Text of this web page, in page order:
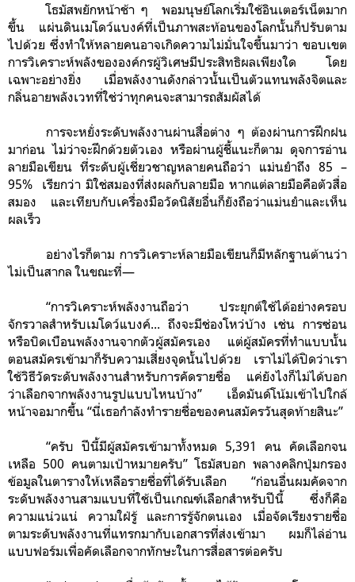
โธมัสพยักหน้าช้า ๆ พอมนุษย์โลกเริ่มใช้อินเตอร์เน็ตมาก
ขึ้น แผ่นดินเมโดว์แบงค์ที่เป็นภาพสะท้อนของโลกนั้นก็ปรับตาม
ไปด้วย ซึ่งทำให้หลายคนอาจเกิดความไม่มั่นใจขึ้นมาว่า ขอบเขต
การวิเคราะห์พลังขององค์กรผู้วิเศษมีประสิทธิผลเพียงใด โดย
เฉพาะอย่างยิ่ง เมื่อพลังงานดังกล่าวนั้นเป็นตัวแทนพลังจิตและ
กลิ่นอายพลังเวทที่ใช่ว่าทุกคนจะสามารถสัมผัสได้
การจะหยั่งระดับพลังงานผ่านสื่อต่าง ๆ ต้องผ่านการฝึกฝน
มาก่อน ไม่ว่าจะฝึกด้วยตัวเอง หรือผ่านผู้ชี้แนะก็ตาม ดุจการอ่าน
ลายมือเขียน ที่ระดับผู้เชี่ยวชาญหลายคนถือว่า แม่นยำถึง 85 –
95% เรียกว่า มิใช่สมองที่ส่งผลกับลายมือ หากแต่ลายมือคือตัวสื่อ
สมอง และเทียบกับเครื่องมือวัดนิสัยอื่นก็ยังถือว่าแม่นยำและเห็น
ผลเร็ว
อย่างไรก็ตาม การวิเคราะห์ลายมือเขียนก็มีหลักฐานต้านว่า
ไม่เป็นสากล ในขณะที่—
“การวิเคราะห์พลังงานถือว่า ประยุกต์ใช้ได้อย่างครอบ
จักรวาลสำหรับเมโดว์แบงค์... ถึงจะมีช่องโหว่บ้าง เช่น การซ่อน
หรือบิดเบือนพลังงานจากตัวผู้สมัครเอง แต่ผู้สมัครที่ทำแบบนั้น
ตอนสมัครเข้ามาก็รับความเสี่ยงจุดนั้นไปด้วย เราไม่ได้ปิดว่าเรา
ใช้วิธีวัดระดับพลังงานสำหรับการคัดรายชื่อ แค่ยังไงก็ไม่ได้บอก
ว่าเลือกจากพลังงานรูปแบบไหนบ้าง” เอ็ดมันด์โน้มเข้าไปใกล้
หน้าจอมากขึ้น “นี่เธอกำลังทำรายชื่อของคนสมัครวันสุดท้ายสินะ”
“ครับ ปีนี้มีผู้สมัครเข้ามาทั้งหมด 5,391 คน คัดเลือกจน
เหลือ 500 คนตามเป้าหมายครับ” โธมัสบอก พลางคลิกปุ่มกรอง
ข้อมูลในตารางให้เหลือรายชื่อที่ได้รับเลือก “ก่อนอื่นผมคัดจาก
ระดับพลังงานสามแบบที่ใช้เป็นเกณฑ์เลือกสำหรับปีนี้ ซึ่งก็คือ
ความแน่วแน่ ความใฝ่รู้ และการรู้จักตนเอง เมื่อจัดเรียงรายชื่อ
ตามระดับพลังงานที่แทรกมากับเอกสารที่ส่งเข้ามา ผมก็ไล่อ่าน
แบบฟอร์มเพื่อคัดเลือกจากทักษะในการสื่อสารต่อครับ